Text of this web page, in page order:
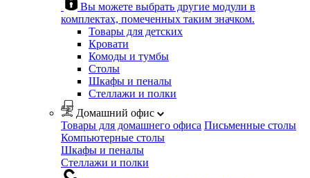
Вы можете выбрать другие модули в
комплектах, помеченных таким значком.
Товары для детских
Кровати
Комоды и тумбы
Столы
Шкафы и пеналы
Стеллажи и полки
Домашний офис
Товары для домашнего офиса Письменные столы
Компьютерные столы
Шкафы и пеналы
Стеллажи и полки